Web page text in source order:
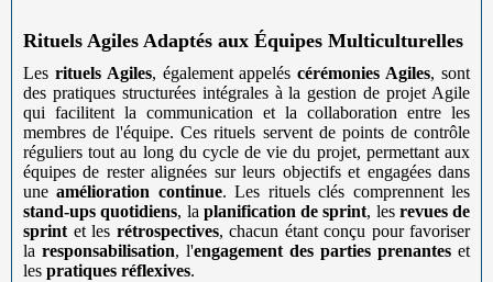
Rituels Agiles Adaptés aux Équipes Multiculturelles
Les rituels Agiles, également appeléscérémonies Agiles, sont
des pratiques structurées intégrales à la gestion de projet Agile
qui facilitent la communication et la collaboration entre les
membres de l'équipe. Ces rituels servent de points de contrôle
réguliers tout au long du cycle de vie du projet, permettant aux
équipes de rester alignées sur leurs objectifs et engagées dans
uneamélioration continue. Les rituels clés comprennent les
stand-ups quotidiens, la planification de sprint, les revues de
sprintet les rétrospectives, chacun étant conçu pour favoriser
la responsabilisation, l'engagement des parties prenantes et
les pratiques réflexives.